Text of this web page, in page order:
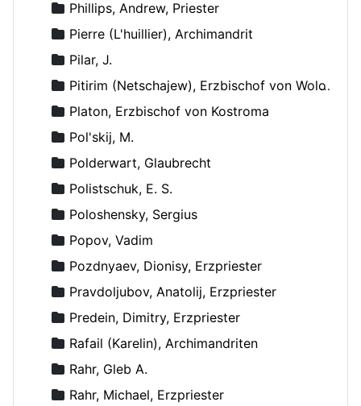
Phillips, Andrew, Priester
Pierre (L'huillier), Archimandrit
Pilar, J.
Pitirim (Netschajew), Erzbischof von Wolokolamsk und Jurjew
Platon, Erzbischof von Kostroma
Pol'skij, M.
Polderwart, Glaubrecht
Polistschuk, E. S.
Poloshensky, Sergius
Popov, Vadim
Pozdnyaev, Dionisy, Erzpriester
Pravdoljubov, Anatolij, Erzpriester
Predein, Dimitry, Erzpriester
Rafail (Karelin), Archimandriten
Rahr, Gleb A.
Rahr, Michael, Erzpriester